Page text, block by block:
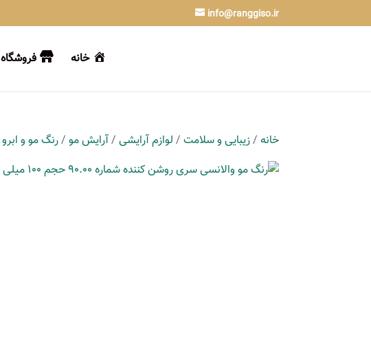
info@ranggiso.ir
خانه فروشگاه
خانه /زیبایی و سلامت / لوازم آرایشی /آرایش مو /رنگ مو و ابرو